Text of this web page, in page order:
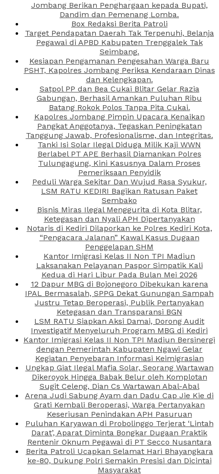
Jombang Berikan Penghargaan kepada Bupati,
Dandim dan Pemenang Lomba.
Box Redaksi Berita Patroli
Target Pendapatan Daerah Tak Terpenuhi, Belanja
Pegawai di APBD Kabupaten Trenggalek Tak
Seimbang.
Kesiapan Pengamanan Pengesahan Warga Baru
PSHT, Kapolres Jombang Periksa Kendaraan Dinas
dan Kelengkapan.
Satpol PP dan Bea Cukai Blitar Gelar Razia
Gabungan, Berhasil Amankan Puluhan Ribu
Batang Rokok Polos Tanpa Pita Cukai.
Kapolres Jombang Pimpin Upacara Kenaikan
Pangkat Anggotanya, Tegaskan Peningkatan
Tanggung Jawab, Profesionalisme, dan Integritas.
Tanki Isi Solar Ilegal Diduga Milik Kaji WWN
Berlabel PT APE Berhasil Diamankan Polres
Tulungagung, Kini Kasusnya Dalam Proses
Pemeriksaan Penyidik
Peduli Warga Sekitar Dan Wujud Rasa Syukur,
LSM RATU KEDIRI Bagikan Ratusan Paket
Sembako
Bisnis Miras Ilegal Menggurita di Kota Blitar,
Ketegasan dan Nyali APH Dipertanyakan
Notaris di Kediri Dilaporkan ke Polres Kediri Kota,
“Pengacara Jalanan” Kawal Kasus Dugaan
Penggelapan SHM
Kantor Imigrasi Kelas II Non TPI Madiun
Laksanakan Pelayanan Paspor Simpatik Kali
Kedua di Hari Libur Pada Bulan Mei 2026
12 Dapur MBG di Bojonegoro Dibekukan karena
IPAL Bermasalah, SPPG Dekat Gunungan Sampah
Justru Tetap Beroperasi, Publik Pertanyakan
Ketegasan dan Transparansi BGN
LSM RATU Siapkan Aksi Damai, Dorong Audit
Investigatif Menyeluruh Program MBG di Kediri
Kantor Imigrasi Kelas II Non TPI Madiun Bersinergi
dengan Pemerintah Kabupaten Ngawi Gelar
Kegiatan Penyebaran Informasi Keimigrasian
Ungkap Giat Ilegal Mafia Solar, Seorang Wartawan
Dikeroyok Hingga Babak Belur oleh Komplotan
Sugit Celeng, Dian Cs Wartawan Abal-Abal
Arena Judi Sabung Ayam dan Dadu Cap Jie Kie di
Grati Kembali Beroperasi, Warga Pertanyakan
Keseriusan Penindakan APH Pasuruan
Puluhan Karyawan di Probolinggo Terjerat ‘Lintah
Darat’, Aparat Diminta Bongkar Dugaan Praktik
Rentenir Oknum Pegawai di PT Secco Nusantara
Berita Patroli Ucapkan Selamat Hari Bhayangkara
ke-80, Dukung Polri Semakin Presisi dan Dicintai
Masyarakat